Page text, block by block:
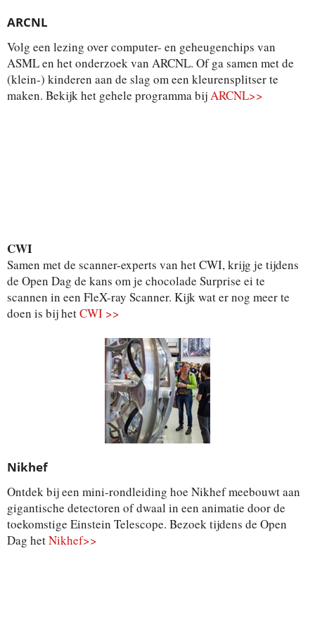
ARCNL
Volg een lezing over computer- en geheugenchips van
ASML en het onderzoek van ARCNL. Of ga samen met de
(klein-) kinderen aan de slag om een kleurensplitser te
maken. Bekijk het gehele programma bij ARCNL>>
CWI
Samen met de scanner-experts van het CWI, krijg je tijdens
de Open Dag de kans om je chocolade Surprise ei te
scannen in een FleX-ray Scanner. Kijk wat er nog meer te
doen is bij hetCWI >>
Nikhef
Ontdek bij een mini-rondleiding hoe Nikhef meebouwt aan
gigantische detectoren of dwaal in een animatie door de
toekomstige Einstein Telescope. Bezoek tijdens de Open
Dag hetNikhef>>